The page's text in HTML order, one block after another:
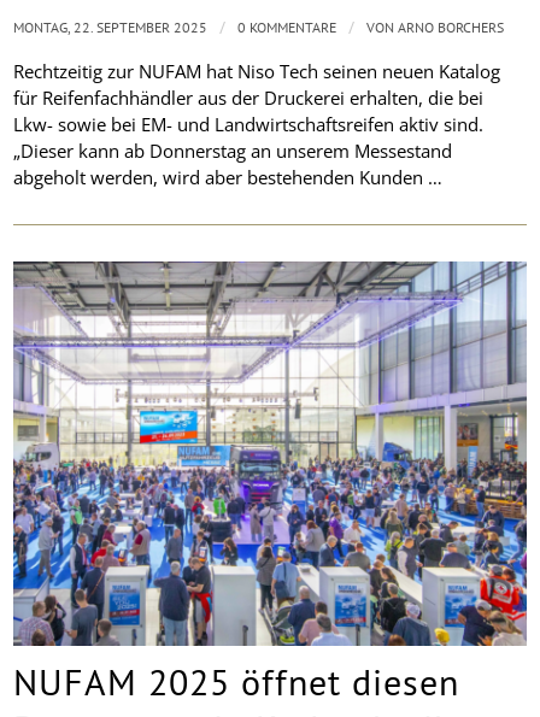
Rechtzeitig zur NUFAM hat Niso Tech seinen neuen Katalog
für Reifenfachhändler aus der Druckerei erhalten, die bei
Lkw- sowie bei EM- und Landwirtschaftsreifen aktiv sind.
„Dieser kann ab Donnerstag an unserem Messestand
abgeholt werden, wird aber bestehenden Kunden …
MONTAG, 22. SEPTEMBER 2025 / 0 KOMMENTARE / VONARNO BORCHERS
NUFAM 2025 öffnet diesen